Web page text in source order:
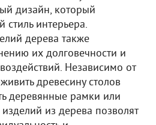
дизайн, который
интерьера.
дерева также
их долговечности и
Независимо от
древесину столов
деревянные рамки или
из дерева позволят